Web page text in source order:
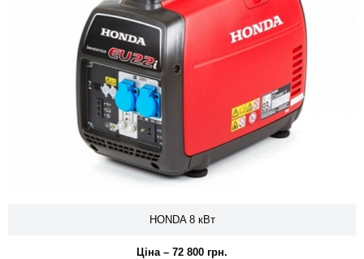
HONDA 8 кВт
Ціна – 72 800 грн.